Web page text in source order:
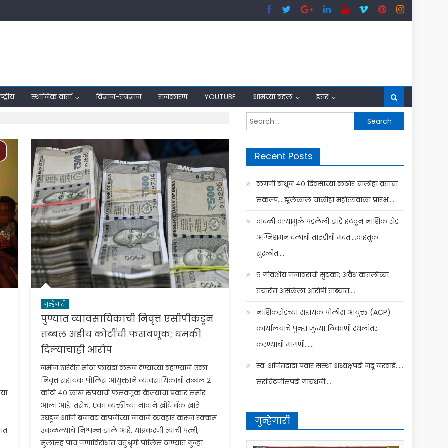
स्थानिक वार्ता विज्ञान-तंत्रज्ञान राजकारण YOUTUBE आमच्या बद्दल इतर
गुन्हेगारी
पुण्यात व्यावसायिकाची निवृत्त एसीपीकडून
तब्बल अडीच कोटींची फसवणूक; धमकी
दिल्याचाही आरोप
जमीन खरेदीत मोठा फायदा करून देण्याच्या बहाण्याने एका
निवृत्त सहायक पोलिस आयुक्ताने व्यावसायिकाची तब्बल २
कोटी ४० लाख रुपयांची फसवणूक केल्याचा प्रकार समोर
आला आहे. तसेच, एका व्यक्तीच्या नावाने खोटे बँक खाते
उघडून आणि बनावट कंपनीच्या नावाने व्यवहार करून रक्कम
उकळल्याचे निष्पन्न झाले आहे. याप्रकरणी त्याची पत्नी,
मुलासह पाच जणांविरोधात चतुश्रृंगी पोलिस ठाण्यात गुन्हा
Search
for:
Recent Posts
कंगणी बांधून ४० दिवसांच्या कठोर चालीहा व्रताचा
संकल्प… झूलेलाल चालीहा महोत्सवाला प्रारंभ….
वादळी वाऱ्यामुळे पडलेली झाडे हटवून नाशिक रोड
अग्निशमन दलाची तातडीची मदत….वाहतूक
सुरळीत….
५ गोवंशीय जनावरांची सुटका; अवैध कत्तलीच्या
तयारीत असलेला आरोपी ताब्यात….
नाशिकरोडच्या सहायक पोलीस आयुक्त (ACP)
कार्यालयाचे पुन्हा जुन्या ठिकाणी स्थलांतर
करण्याची मागणी……
स्व. अजितदादा पवार संस्था अध्यक्षपदी नंदू नरवाडे…..
सरचिटणीसपदी गायधनी….
गुन्हेगारी